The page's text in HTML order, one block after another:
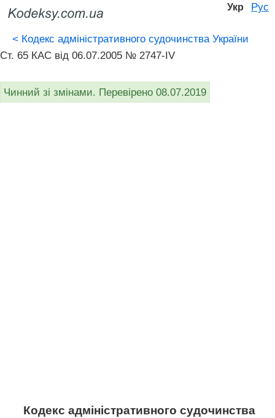
Укр Рус
< Кодекс адміністративного судочинства України
Ст. 65 КАС від 06.07.2005 № 2747-IV
Чинний зі змінами. Перевірено 08.07.2019
Кодекс адміністративного судочинства